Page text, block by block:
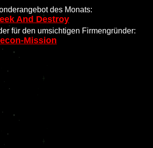
des Monats:
And Destroy
für den umsichtigen Firmengründer:
Mission